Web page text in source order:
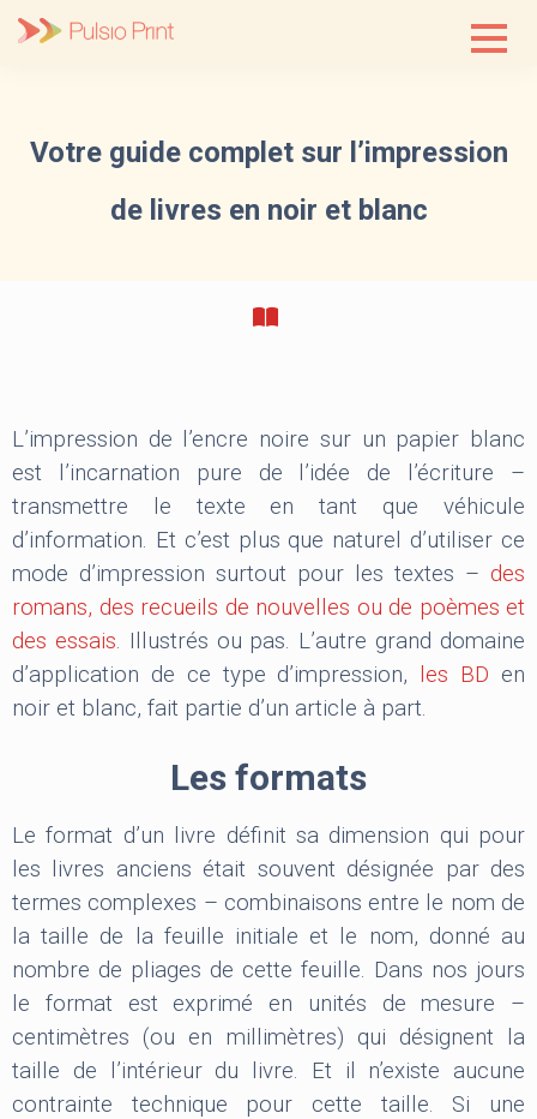
Votre guide complet sur l’impression
de livres en noir et blanc
L’impression de l’encre noire sur un papier blanc
est l’incarnation pure de l’idée de l’écriture –
transmettre le texte en tant que véhicule
d’information. Et c’est plus que naturel d’utiliser ce
mode d’impression surtout pour les textes – des
romans, des recueils de nouvelles ou de poèmes et
des essais. Illustrés ou pas. L’autre grand domaine
d’application de ce type d’impression,
les BD en
noir et blanc, fait partie d’un article à part.
Les formats
Le format d’un livre définit sa dimension qui pour
les livres anciens était souvent désignée par des
termes complexes – combinaisons entre le nom de
la taille de la feuille initiale et le nom, donné au
nombre de pliages de cette feuille. Dans nos jours
le format est exprimé en unités de mesure –
centimètres (ou en millimètres) qui désignent la
taille de l’intérieur du livre. Et il n’existe aucune
contrainte technique pour cette taille. Si une